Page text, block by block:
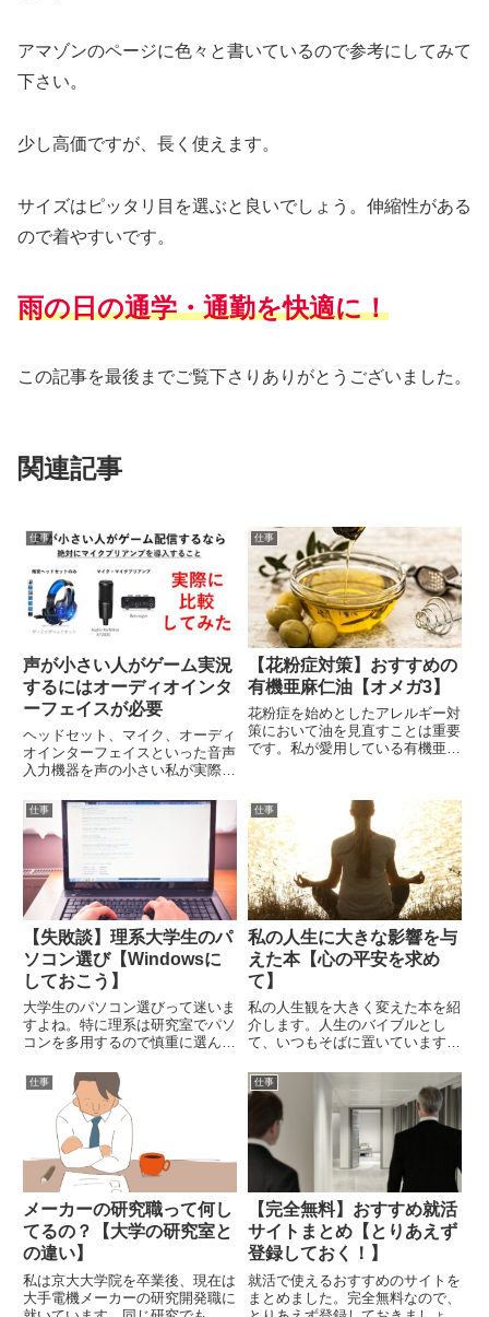
アマゾンのページに色々と書いているので参考にしてみて
下さい。
少し高価ですが、長く使えます。
サイズはピッタリ目を選ぶと良いでしょう。伸縮性がある
ので着やすいです。
雨の日の通学・通勤を快適に！
この記事を最後までご覧下さりありがとうございました。
関連記事
仕事
声が小さい人がゲーム実況
するにはオーディオインタ
ーフェイスが必要
ヘッドセット、マイク、オーディ
オインターフェイスといった音声
入力機器を声の小さい私が実際に
するのか動画付きで解説していま
す。私は中古で２万円程度の低ス
ペックPCを使用しているため、
ゲーム配信にはとても苦労しまし
た。私が悩んだり失敗してきた経
験と、最終的にたどり着いたゲー
ム配信用機材を紹介していきま
す。
仕事
【花粉症対策】おすすめの
有機亜麻仁油【オメガ3】
花粉症を始めとしたアレルギー対
策において油を見直すことは重要
です。私が愛用している有機亜麻
仕事
【失敗談】理系大学生のパ
ソコン選び【Windowsに
しておこう】
大学生のパソコン選びって迷いま
すよね。特に理系は研究室でパソ
コンを多用するので慎重に選んだ
に経験した失敗談を紹介しますの
で、参考にしてください。
仕事
私の人生に大きな影響を与
えた本【心の平安を求め
て】
私の人生観を大きく変えた本を紹
介します。人生のバイブルとし
て、いつもそばに置いています。
にとって、心の支えになってくれ
るような本です。
仕事
メーカーの研究職って何し
てるの？【大学の研究室と
の違い】
私は京大大学院を卒業後、現在は
大手電機メーカーの研究開発職に
仕事
【完全無料】おすすめ就活
サイトまとめ【とりあえず
登録しておく！】
就活で使えるおすすめのサイトを
まとめました。完全無料なので、